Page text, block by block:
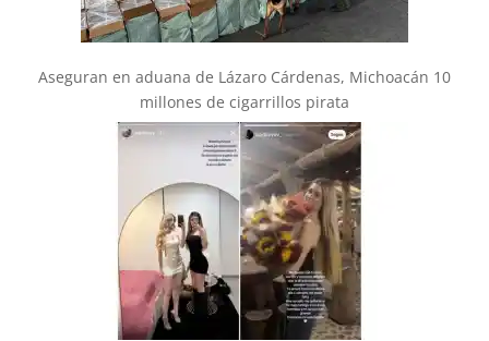
Aseguran en aduana de Lázaro Cárdenas, Michoacán 10
millones de cigarrillos pirata